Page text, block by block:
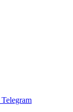
Telegram